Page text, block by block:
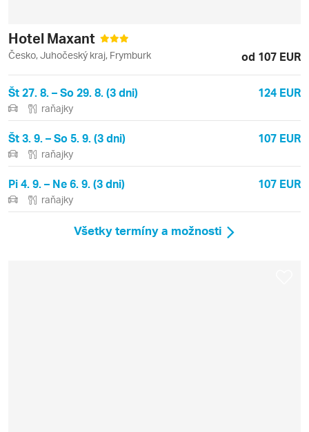
Hotel Maxant
Česko, Juhočeský kraj, Frymburk od 107 EUR
Št 27. 8. – So 29. 8. (3 dni) 124 EUR
raňajky
Št 3. 9. – So 5. 9. (3 dni) 107 EUR
raňajky
Pi 4. 9. – Ne 6. 9. (3 dni) 107 EUR
raňajky
Všetky termíny a možnosti